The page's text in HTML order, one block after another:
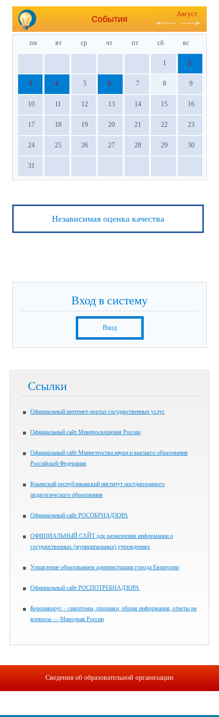
События
Август
пн вт ср чт пт сб вс
1 2
3 4 5 6 7 8 9
10 11 12 13 14 15 16
17 18 19 20 21 22 23
24 25 26 27 28 29 30
31
Независимая оценка качества
Вход в систему
Вход
Ссылки
Официальный интернет-портал государственных услуг
Официальный сайт Минпросвещения России
Официальный сайт Министерства науки и высшего образования
Российской Федерации
Крымский республиканский институт постдипломного
педагогического образования
Официальный сайт РОСОБРНАДЗОРА
ОФИЦИАЛЬНЫЙ САЙТ для размещения информации о
государственных (муниципальных) учреждениях
Управление образованием администрации города Евпатории
Официальный сайт РОСПОТРЕБНАДЗОРА
Коронавирус – симптомы, признаки, общая информация, ответы на
вопросы — Минздрав России
Сведения об образовательной организации